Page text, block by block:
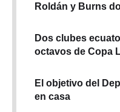
Roldán y Burns
Dos clubes
octavos de Copa
El objetivo del
en casa